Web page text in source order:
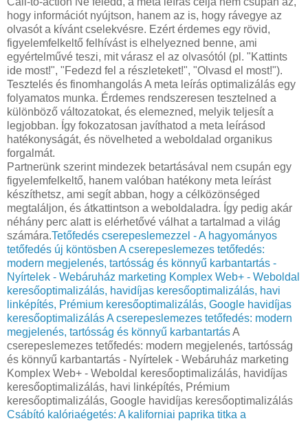
hogy információt nyújtson, hanem az is, hogy rávegye az
olvasót a kívánt cselekvésre. Ezért érdemes egy rövid,
figyelemfelkeltő felhívást is elhelyezned benne, ami
egyértelművé teszi, mit várasz el az olvasótól (pl. "Kattints
ide most!", "Fedezd fel a részleteket!", "Olvasd el most!").
Tesztelés és finomhangolás A meta leírás optimalizálás egy
folyamatos munka. Érdemes rendszeresen tesztelned a
különböző változatokat, és elemezned, melyik teljesít a
legjobban. Így fokozatosan javíthatod a meta leírásod
hatékonyságát, és növelheted a weboldalad organikus
forgalmát.
Partnerünk szerint mindezek betartásával nem csupán egy
figyelemfelkeltő, hanem valóban hatékony meta leírást
készíthetsz, ami segít abban, hogy a célközönséged
megtaláljon, és átkattintson a weboldaladra. Így pedig akár
néhány perc alatt is elérhetővé válhat a tartalmad a világ
számára.Tetőfedés cserepeslemezzel - A hagyományos
tetőfedés új köntösben A cserepeslemezes tetőfedés:
modern megjelenés, tartósság és könnyű karbantartás -
Nyírtelek - Webáruház marketing Komplex Web+ - Weboldal
keresőoptimalizálás, havidíjas keresőoptimalizálás, havi
linképítés, Prémium keresőoptimalizálás, Google havidíjas
keresőoptimalizálásA cserepeslemezes tetőfedés: modern
megjelenés, tartósság és könnyű karbantartásA
cserepeslemezes tetőfedés: modern megjelenés, tartósság
és könnyű karbantartás - Nyírtelek - Webáruház marketing
Komplex Web+ - Weboldal keresőoptimalizálás, havidíjas
keresőoptimalizálás, havi linképítés, Prémium
keresőoptimalizálás, Google havidíjas keresőoptimalizálás
Csábító kalóriaégetés: A kaliforniai paprika titka a